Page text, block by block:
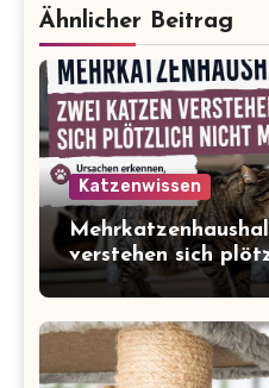
Ähnlicher Beitrag
Katzenwissen
verstehen sich